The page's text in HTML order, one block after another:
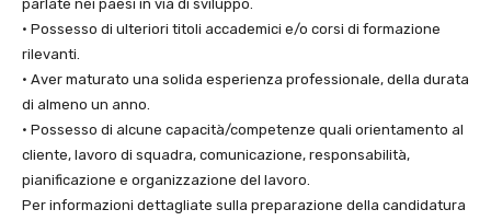
parlate nei paesi in via di sviluppo.
• Possesso di ulteriori titoli accademici e/o corsi di formazione
rilevanti.
• Aver maturato una solida esperienza professionale, della durata
di almeno un anno.
• Possesso di alcune capacità/competenze quali orientamento al
cliente, lavoro di squadra, comunicazione, responsabilità,
pianificazione e organizzazione del lavoro.
Per informazioni dettagliate sulla preparazione della candidatura